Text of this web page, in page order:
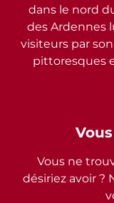
Vous ne
désiriez avoir ?
dans le nord
des Ardennes
visiteurs par
pittoresques